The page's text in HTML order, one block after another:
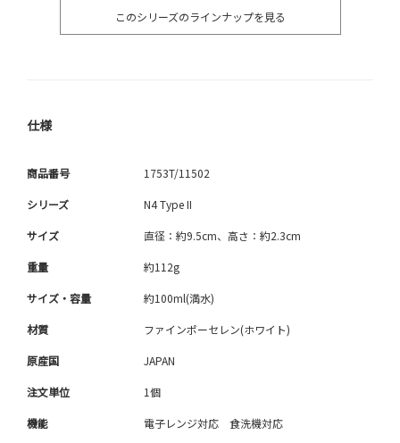
このシリーズのラインナップを見る
仕様
商品番号 1753T/11502
シリーズ N4 Type II
サイズ 直径：約9.5cm、高さ：約2.3cm
重量 約112g
サイズ・容量 約100ml(満水)
材質 ファインポーセレン(ホワイト)
原産国 JAPAN
注文単位 1個
機能 電子レンジ対応 食洗機対応